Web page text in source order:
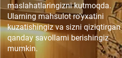
maslahatlaringizni kutmoqda.
Ularning mahsulot ro'yxatini
kuzatishingiz va sizni qiziqtirgan
qanday savollarni berishingiz
mumkin.